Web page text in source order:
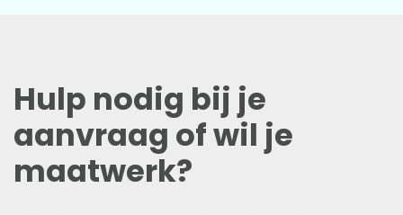
Hulp nodig bij je
aanvraag of wil je
maatwerk?